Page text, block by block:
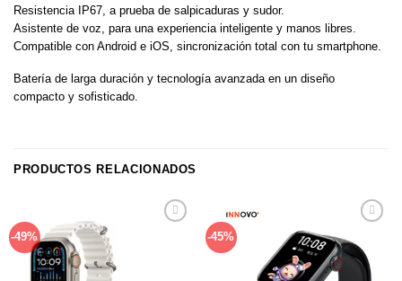
Resistencia IP67, a prueba de salpicaduras y sudor.
Asistente de voz, para una experiencia inteligente y manos libres.
Compatible con Android e iOS, sincronización total con tu smartphone.
Batería de larga duración y tecnología avanzada en un diseño
compacto y sofisticado.
PRODUCTOS RELACIONADOS
-49% -45%
lista de
deseos